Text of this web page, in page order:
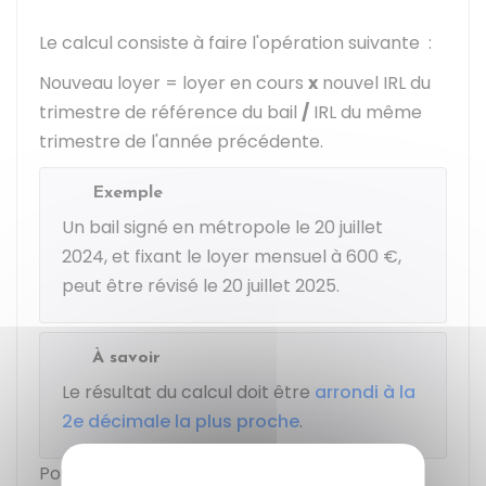
Le calcul consiste à faire l'opération suivante :
Nouveau loyer = loyer en cours x nouvel IRL du
trimestre de référence du bail / IRL du même
trimestre de l'année précédente.
Exemple
Un bail signé en métropole le 20 juillet
2024, et fixant le loyer mensuel à 600 €,
peut être révisé le 20 juillet 2025.
À savoir
Le résultat du calcul doit être arrondi à la
2e décimale la plus proche.
Pour faire ce calcul, vous pouvez utiliser le